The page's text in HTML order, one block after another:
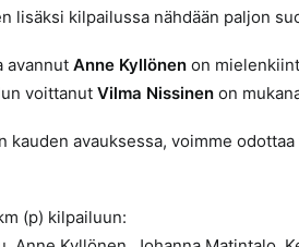
lisäksi kilpailussa nähdään paljon
avannut Anne Kyllönen on
voittanut Vilma Nissinen on
kauden avauksessa, voimme
(p) kilpailuun: